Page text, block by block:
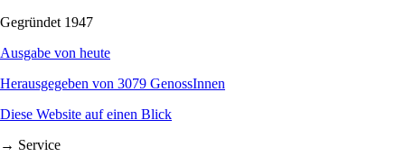
Gegründet 1947
Ausgabe von heute
Herausgegeben von 3079 GenossInnen
Diese Website auf einen Blick
→ Service